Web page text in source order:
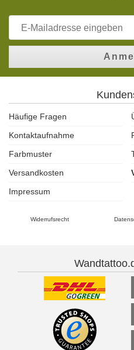
Häufige Fragen
Kontaktaufnahme
Farbmuster
Versandkosten
Impressum
Widerrufsrecht